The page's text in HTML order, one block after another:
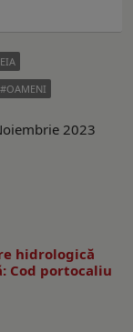
OAMENI
2023
hidrologică
Cod portocaliu